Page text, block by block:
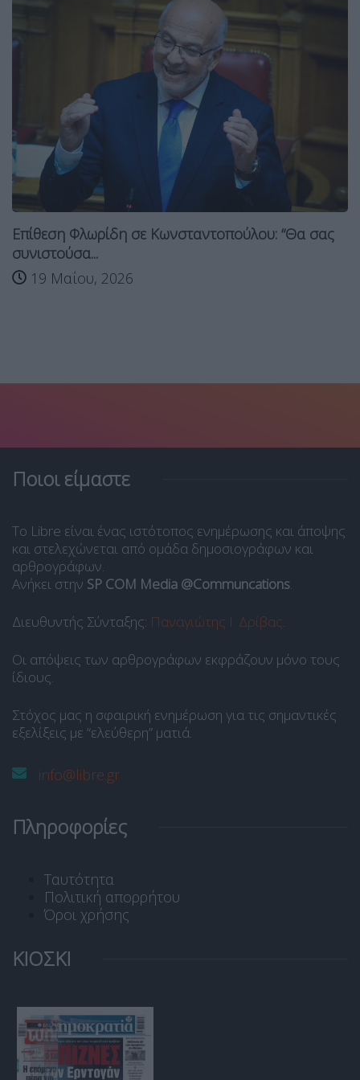
Επίθεση Φλωρίδη σε Κωνσταντοπούλου: “Θα σας
συνιστούσα...
19 Μαΐου, 2026
Ποιοι είμαστε
Το Libre είναι ένας ιστότοπος ενημέρωσης και άποψης
και στελεχώνεται από ομάδα δημοσιογράφων και
αρθρογράφων.
Ανήκει στην SP COM Media @Communcations.
Διευθυντής Σύνταξης: Παναγιώτης Ι. Δρίβας.
Οι απόψεις των αρθρογράφων εκφράζουν μόνο τους
ίδιους.
Στόχος μας η σφαιρική ενημέρωση για τις σημαντικές
εξελίξεις με “ελεύθερη” ματιά.
info@libre.gr
Πληροφορίες
Ταυτότητα
Πολιτική απορρήτου
Όροι χρήσης
ΚΙΟΣΚΙ